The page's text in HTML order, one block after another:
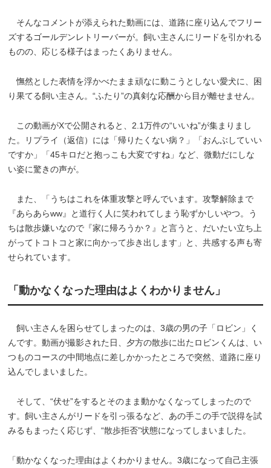
そんなコメントが添えられた動画には、道路に座り込んでフリー
ズするゴールデンレトリーバーが。飼い主さんにリードを引かれる
ものの、応じる様子はまったくありません。
憮然とした表情を浮かべたまま頑なに動こうとしない愛犬に、困
り果てる飼い主さん。“ふたり”の真剣な応酬から目が離せません。
この動画がXで公開されると、2.1万件の“いいね”が集まりまし
た。リプライ（返信）には「帰りたくない病？」「おんぶしていい
ですか」「45キロだと抱っこも大変ですね」など、微動だにしな
い姿に驚きの声が。
また、「うちはこれを体重攻撃と呼んでいます。攻撃解除まで
『あらあらww』と道行く人に笑われてしまう恥ずかしいやつ。う
ちは散歩嫌いなので『家に帰ろうか？』と言うと、だいたい立ち上
がってトコトコと家に向かって歩き出します」と、共感する声も寄
せられています。
「動かなくなった理由はよくわかりません」
飼い主さんを困らせてしまったのは、3歳の男の子「ロビン」く
んです。動画が撮影された日、夕方の散歩に出たロビンくんは、い
つものコースの中間地点に差しかかったところで突然、道路に座り
込んでしまいました。
そして、“伏せ”をするとそのまま動かなくなってしまったので
す。飼い主さんがリードを引っ張るなど、あの手この手で説得を試
みるもまったく応じず、“散歩拒否”状態になってしまいました。
「動かなくなった理由はよくわかりません。3歳になって自己主張